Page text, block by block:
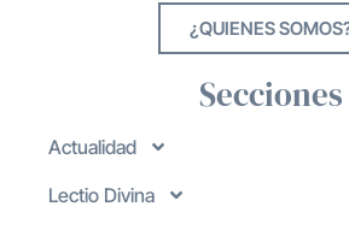
¿QUIENES
Secciones
Actualidad
Lectio Divina